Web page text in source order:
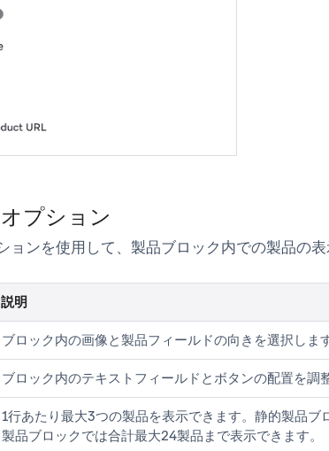
プション
ョンを使用して、製品ブロック内での製品の表
説明
ブロック内の画像と製品フィールドの向きを選択します
ブロック内のテキストフィールドとボタンの配置を調
1行あたり最大3つの製品を表示できます。静的製品ブ
製品ブロックでは合計最大24製品まで表示できます。